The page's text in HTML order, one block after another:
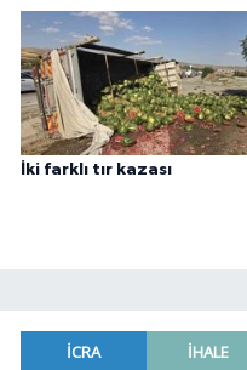
İki farklı tır kazası